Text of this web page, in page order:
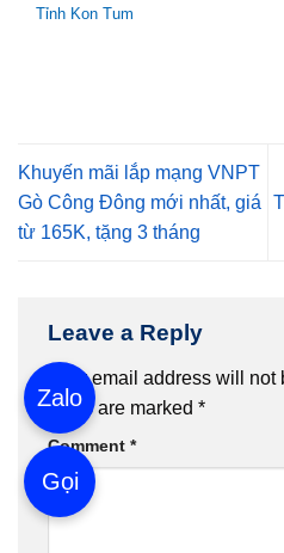
Tỉnh Kon Tum
Khuyến mãi lắp mạng VNPT
Gò Công Đông mới nhất, giá
từ 165K, tặng 3 tháng
Leave a Reply
Your email address will
fields are marked *
Comment *
Zalo
Gọi